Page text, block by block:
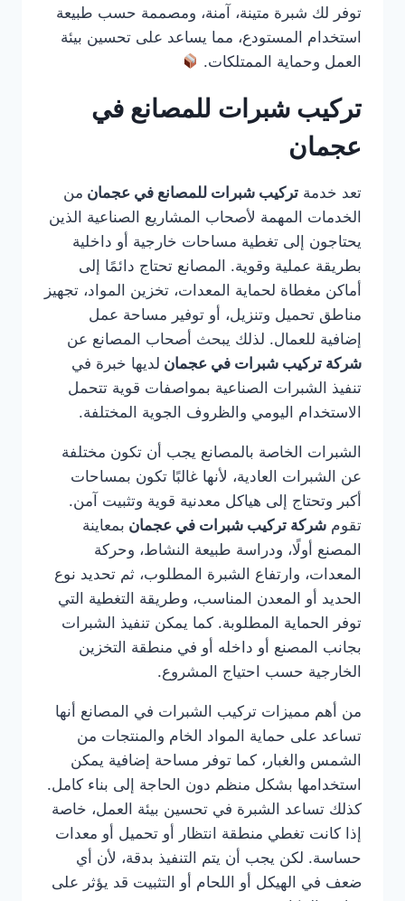
توفر لك شبرة متينة، آمنة، ومصممة حسب طبيعة
استخدام المستودع، مما يساعد على تحسين بيئة
العمل وحماية الممتلكات.
تركيب شبرات للمصانع في
عجمان
تعد خدمة تركيب شبرات للمصانع في عجمان من
الخدمات المهمة لأصحاب المشاريع الصناعية الذين
يحتاجون إلى تغطية مساحات خارجية أو داخلية
بطريقة عملية وقوية. المصانع تحتاج دائمًا إلى
أماكن مغطاة لحماية المعدات، تخزين المواد، تجهيز
مناطق تحميل وتنزيل، أو توفير مساحة عمل
إضافية للعمال. لذلك يبحث أصحاب المصانع عن
شركة تركيب شبرات في عجمان لديها خبرة في
تنفيذ الشبرات الصناعية بمواصفات قوية تتحمل
الاستخدام اليومي والظروف الجوية المختلفة.
الشبرات الخاصة بالمصانع يجب أن تكون مختلفة
عن الشبرات العادية، لأنها غالبًا تكون بمساحات
أكبر وتحتاج إلى هياكل معدنية قوية وتثبيت آمن.
تقوم شركة تركيب شبرات في عجمان بمعاينة
المصنع أولًا، ودراسة طبيعة النشاط، وحركة
المعدات، وارتفاع الشبرة المطلوب، ثم تحديد نوع
الحديد أو المعدن المناسب، وطريقة التغطية التي
توفر الحماية المطلوبة. كما يمكن تنفيذ الشبرات
بجانب المصنع أو داخله أو في منطقة التخزين
الخارجية حسب احتياج المشروع.
من أهم مميزات تركيب الشبرات في المصانع أنها
تساعد على حماية المواد الخام والمنتجات من
الشمس والغبار، كما توفر مساحة إضافية يمكن
استخدامها بشكل منظم دون الحاجة إلى بناء كامل.
كذلك تساعد الشبرة في تحسين بيئة العمل، خاصة
إذا كانت تغطي منطقة انتظار أو تحميل أو معدات
حساسة. لكن يجب أن يتم التنفيذ بدقة، لأن أي
ضعف في الهيكل أو اللحام أو التثبيت قد يؤثر على